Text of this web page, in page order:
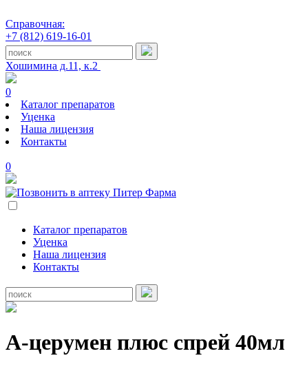
Справочная:
+7 (812) 619-16-01
Хошимина д.11, к.2
0
Каталог препаратов
Уценка
Наша лицензия
Контакты
0
Каталог препаратов
Уценка
Наша лицензия
Контакты
А-церумен плюс спрей 40мл